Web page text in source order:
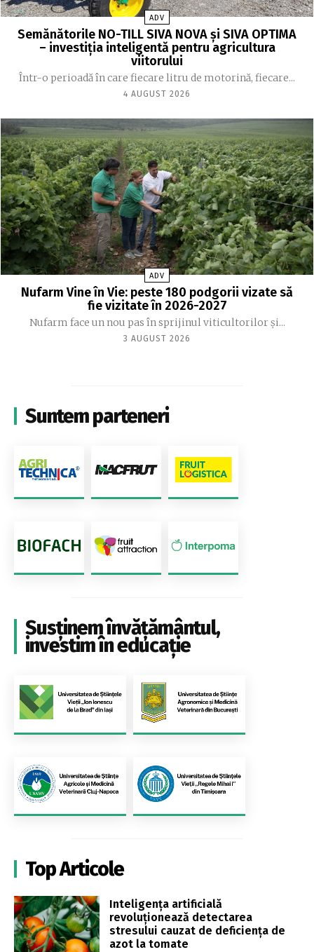
ADV
Semănătorile NO-TILL SIVA NOVA și SIVA OPTIMA
– investiția inteligentă pentru agricultura
viitorului
Într-o perioadă în care fiecare litru de motorină, fiecare...
4 AUGUST 2026
ADV
Nufarm Vine în Vie: peste 180 podgorii vizate să
fie vizitate în 2026-2027
Nufarm face un nou pas în sprijinul viticultorilor și...
3 AUGUST 2026
Suntem parteneri
Susținem învățământul,
investim în educație
Top Articole
Inteligența artificială
revoluționează detectarea
stresului cauzat de deficiența de
azot la tomate